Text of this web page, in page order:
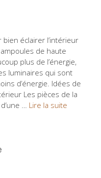
éclairer l’intérieur
de haute
plus de l’énergie,
luminaires qui sont
d’énergie. Idées de
Les pièces de la
… Lire la suite